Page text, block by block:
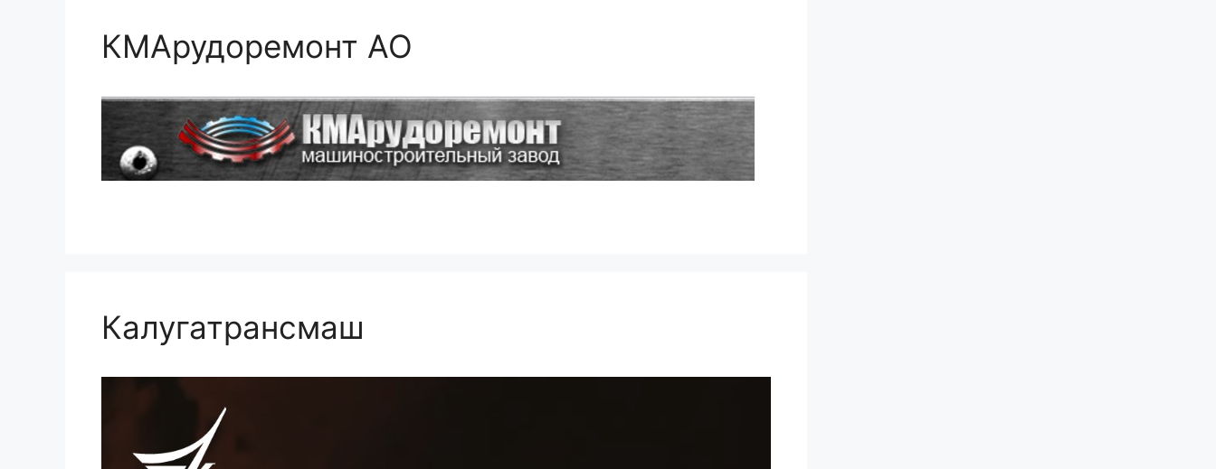
КМАрудоремонт АО
Калугатрансмаш